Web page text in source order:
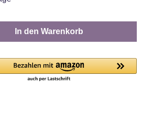
gewünschten Wert ein
In den Warenkorb